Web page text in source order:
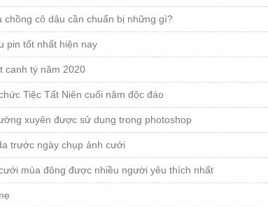
chồng cô dâu cần chuẩn bị những gì?
pin tốt nhất hiện nay
canh tý năm 2020
Tiệc Tất Niên cuối năm độc đáo
xuyên được sử dụng trong photoshop
trước ngày chụp ảnh cưới
mùa đông được nhiều người yêu thích nhất